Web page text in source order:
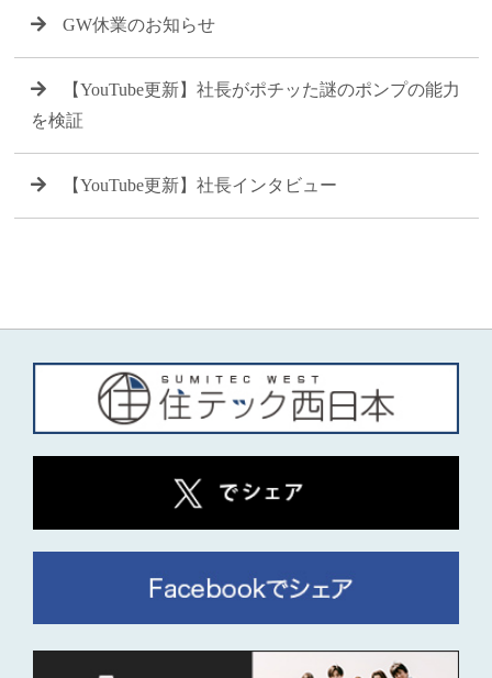
GW休業のお知らせ
【YouTube更新】社長がポチッた謎のポンプの能力
を検証
【YouTube更新】社長インタビュー